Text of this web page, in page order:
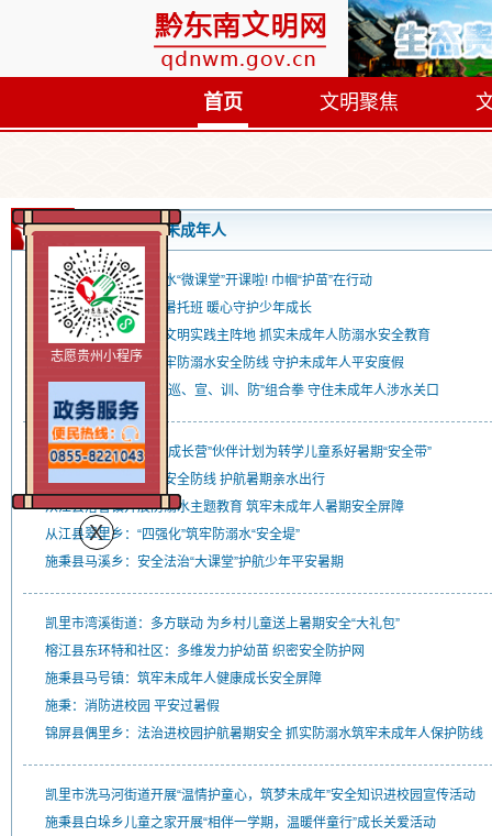
首页 文明聚焦
首页 未成年人
锦屏县平秋镇：防溺水“微课堂”开课啦! 巾帼“护苗”在行动
黎平县厦格村：公益暑托班 暖心守护少年成长
从江县翠里乡：立足文明实践主阵地 抓实未成年人防溺水安全教育
榕江县阳光社区：筑牢防溺水安全防线 守护未成年人平安度假
从江县加鸠镇：打出“巡、宣、训、防”组合拳 守住未成年人涉水关口
凯里市炉山镇团委：“成长营”伙伴计划为转学儿童系好暑期“安全带”
锦屏雷屯：筑牢水域安全防线 护航暑期亲水出行
从江县洛香镇开展防溺水主题教育 筑牢未成年人暑期安全屏障
从江县翠里乡：“四强化”筑牢防溺水“安全堤”
施秉县马溪乡：安全法治“大课堂”护航少年平安暑期
凯里市湾溪街道：多方联动 为乡村儿童送上暑期安全“大礼包”
榕江县东环特和社区：多维发力护幼苗 织密安全防护网
施秉县马号镇：筑牢未成年人健康成长安全屏障
施秉：消防进校园 平安过暑假
锦屏县偶里乡：法治进校园护航暑期安全 抓实防溺水筑牢未成年人保护防线
凯里市洗马河街道开展“温情护童心，筑梦未成年”安全知识进校园宣传活动
施秉县白垛乡儿童之家开展“相伴一学期，温暖伴童行”成长关爱活动
志愿贵州小程序